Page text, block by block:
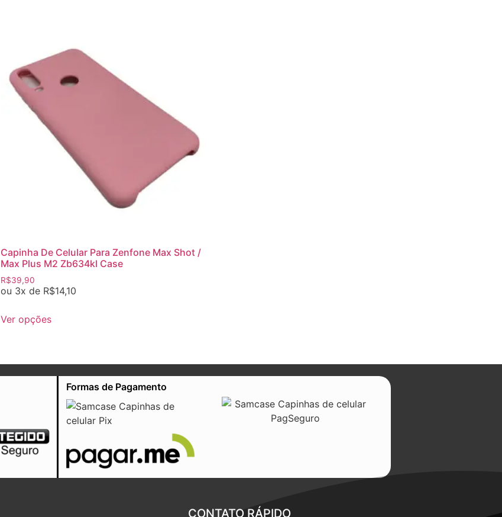
Capinha De Celular Para Zenfone Max Shot /
Max Plus M2 Zb634kl Case
R$39,90
ou 3x de R$14,10
Ver opções
Formas de Pagamento
CONTATO RÁPIDO